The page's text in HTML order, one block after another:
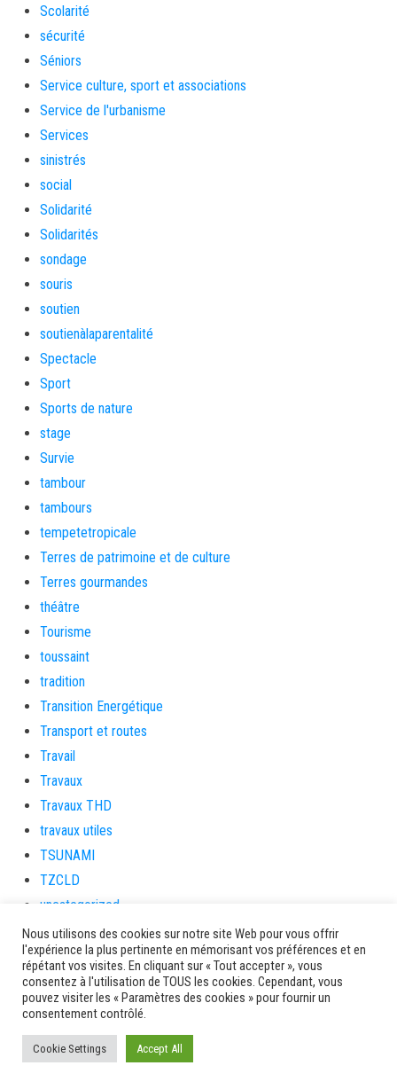
Scolarité
sécurité
Séniors
Service culture, sport et associations
Service de l'urbanisme
Services
sinistrés
social
Solidarité
Solidarités
sondage
souris
soutien
soutienàlaparentalité
Spectacle
Sport
Sports de nature
stage
Survie
tambour
tambours
tempetetropicale
Terres de patrimoine et de culture
Terres gourmandes
théâtre
Tourisme
toussaint
tradition
Transition Energétique
Transport et routes
Travail
Travaux
Travaux THD
travaux utiles
TSUNAMI
TZCLD
uncategorized
Venir en Martinique
Video
vidététladjéko
Vie Municipale
vigilanceROUGE
Nous utilisons des cookies sur notre site Web pour vous offrir
l'expérience la plus pertinente en mémorisant vos préférences et en
répétant vos visites. En cliquant sur « Tout accepter », vous
consentez à l'utilisation de TOUS les cookies. Cependant, vous
pouvez visiter les « Paramètres des cookies » pour fournir un
consentement contrôlé.
Cookie Settings Accept All